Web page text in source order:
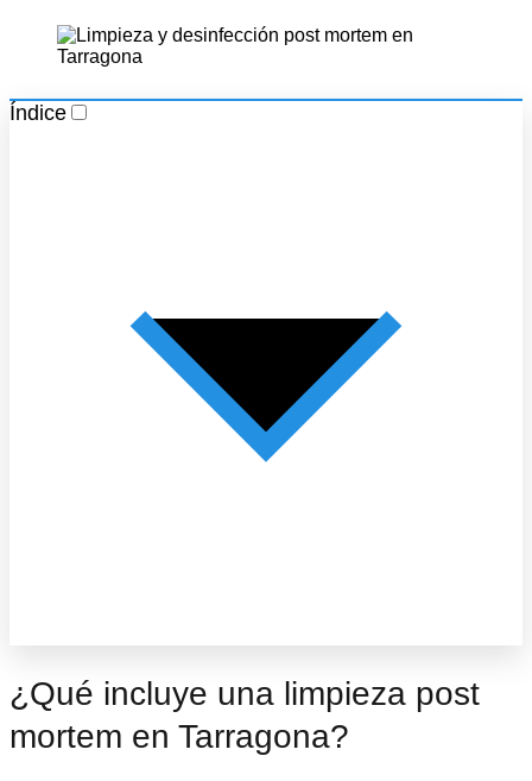
Índice
¿Qué incluye una limpieza post
mortem en Tarragona?